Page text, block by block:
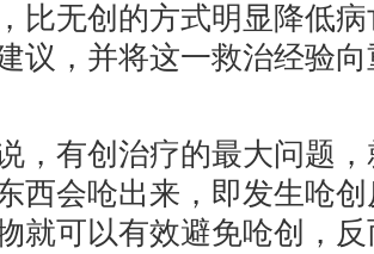
比无创的方式明显降低
议，并将这一救治经验
有创治疗的最大问题，
西会呛出来，即发生呛
就可以有效避免呛创，